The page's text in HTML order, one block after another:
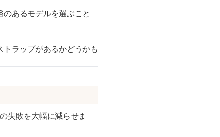
あるモデルを選ぶこと
トラップがあるかどうかも
失敗を大幅に減らせま